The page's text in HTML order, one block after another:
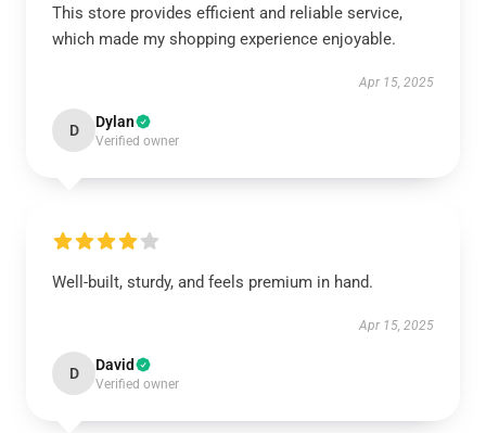
This store provides efficient and reliable service,
which made my shopping experience enjoyable.
Apr 15, 2025
D Dylan
Verified owner
Well-built, sturdy, and feels premium in hand.
Apr 15, 2025
D David
Verified owner